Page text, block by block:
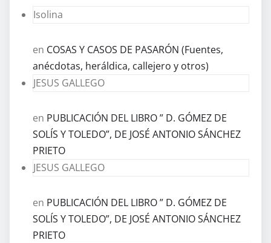
Isolina
en COSAS Y CASOS DE PASARÓN (Fuentes,
anécdotas, heráldica, callejero y otros)
JESUS GALLEGO
en PUBLICACIÓN DEL LIBRO ” D. GÓMEZ DE
SOLÍS Y TOLEDO”, DE JOSÉ ANTONIO SÁNCHEZ
PRIETO
JESUS GALLEGO
en PUBLICACIÓN DEL LIBRO ” D. GÓMEZ DE
SOLÍS Y TOLEDO”, DE JOSÉ ANTONIO SÁNCHEZ
PRIETO